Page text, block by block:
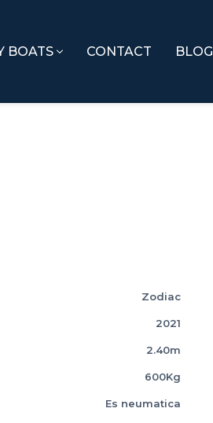
BOATS CONTACT BLOG
Zodiac
2021
2.40m
600Kg
Es neumatica